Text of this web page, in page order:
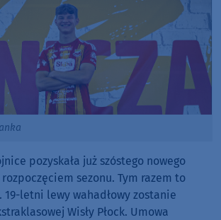
pozyskała już szóstego nowego
sezonu. Tym razem to
19-letni lewy wahadłowy zostanie
Wisły Płock. Umowa